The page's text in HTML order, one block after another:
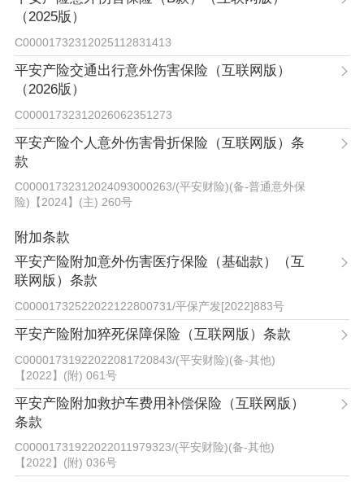
（2025版）
C00001732312025112831413
平安产险交通出行意外伤害保险（互联网版）
（2026版）
C00001732312026062351273
平安产险个人意外伤害骨折保险（互联网版）条
款
C00001732312024093000263/(平安财险)(备-普通意外保
险)【2024】(主) 260号
附加条款
平安产险附加意外伤害医疗保险（基础款）（互
联网版）条款
C00001732522022122800731/平保产发[2022]883号
平安产险附加猝死保障保险（互联网版）条款
C00001731922022081720843/(平安财险)(备-其他)
【2022】(附) 061号
平安产险附加救护车费用补偿保险（互联网版）
条款
C00001731922022011979323/(平安财险)(备-其他)
【2022】(附) 036号